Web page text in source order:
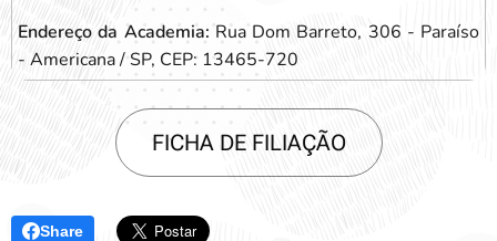
Endereço da Academia: Rua Dom Barreto, 306 - Paraíso
- Americana / SP, CEP: 13465-720
FICHA DE FILIAÇÃO
Share